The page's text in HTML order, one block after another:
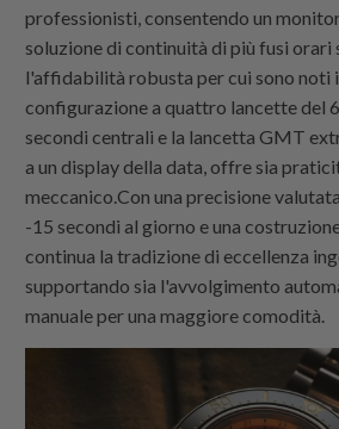
professionisti, consentendo un
soluzione di continuità di più fusi orari
l'affidabilità robusta per cui sono noti
configurazione a quattro lancette del
secondi centrali e la lancetta GMT
a un display della data, offre sia
meccanico.Con una precisione
-15 secondi al giorno e una
continua la tradizione di eccellenza
supportando sia l'avvolgimento
manuale per una maggiore comodità.